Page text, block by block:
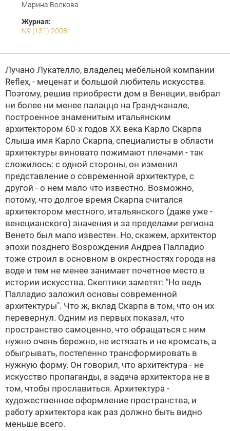
Марина Волкова
Журнал:
N9 (131) 2008
Лучано Лукателло, владелец мебельной компании
Reflex, - меценат и большой любитель искусства.
Поэтому, решив приобрести дом в Венеции, выбрал
ни более ни менее палаццо на Гранд-канале,
построенное знаменитым итальянским
архитектором 60-х годов ХХ века Карло Скарпа
Cлыша имя Карло Скарпа, специалисты в области
архитектуры виновато пожимают плечами - так
сложилось: с одной стороны, он изменил
представление о современной архитектуре, с
другой - о нем мало что известно. Возможно,
потому, что долгое время Скарпа считался
архитектором местного, итальянского (даже yже -
венецианского) значения и за пределами региона
Венето был мало известен. Но, скажем, архитектор
эпохи позднего Возрождения Андреа Палладио
тоже строил в основном в окрестностях города на
воде и тем не менее занимает почетное место в
истории искусства. Скептики заметят: "Но ведь
Палладио заложил основы современной
архитектуры". Что ж, вклад Скарпа в том, что он их
перевернул. Одним из первых показал, что
пространство самоценно, что обращаться с ним
нужно очень бережно, не истязать и не кромсать, а
обыгрывать, постепенно трансформировать в
нужную форму. Он говорил, что архитектура - не
искусство пропаганды, а задача архитектора не в
том, чтобы прославиться. Архитектура -
художественное оформление пространства, и
работу архитектора как раз должно быть видно
меньше всего.